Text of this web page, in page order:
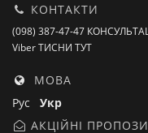
КОНТАКТИ
(098) 387-47-47
Viber ТИСНИ ТУТ
МОВА
Рус Укр
АКЦІЙНІ